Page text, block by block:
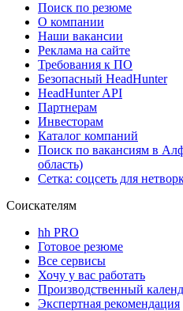
Поиск по резюме
О компании
Наши вакансии
Реклама на сайте
Требования к ПО
Безопасный HeadHunter
HeadHunter API
Партнерам
Инвесторам
Каталог компаний
Поиск по вакансиям в
область)
Сетка: соцсеть для
Соискателям
hh PRO
Готовое резюме
Все сервисы
Хочу у вас работать
Производственный
Экспертная рекомендация